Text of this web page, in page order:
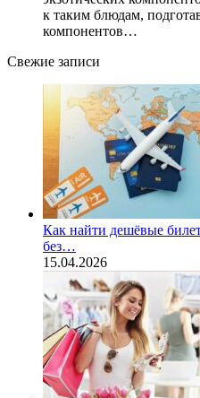
к таким блюдам,
компонентов…
Свежие записи
Как найти дешёвые
без…
15.04.2026